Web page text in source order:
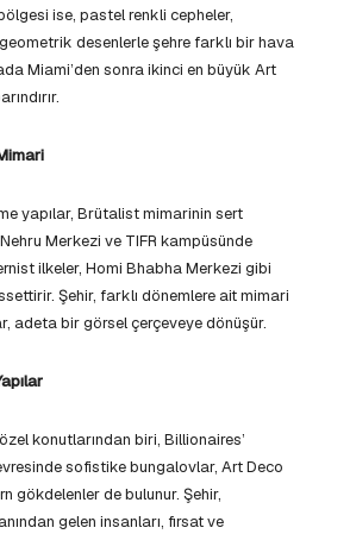
ise, pastel renkli cepheler,
desenlerle şehre farklı bir hava
Miami’den sonra ikinci en büyük Art
yapılar, Brütalist mimarinin sert
Merkezi ve TIFR kampüsünde
ilkeler, Homi Bhabha Merkezi gibi
Şehir, farklı dönemlere ait mimari
adeta bir görsel çerçeveye dönüşür.
konutlarından biri, Billionaires’
sofistike bungalovlar, Art Deco
gökdelenler de bulunur. Şehir,
gelen insanları, fırsat ve